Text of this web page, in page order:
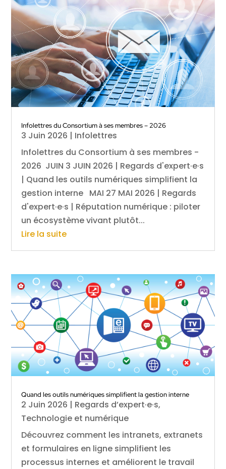
Infolettres du Consortium à ses membres – 2026
3 Juin 2026 | Infolettres
Infolettres du Consortium à ses membres -
2026 JUIN 3 JUIN 2026 | Regards d'expert·e·s
| Quand les outils numériques simplifient la
gestion interne MAI 27 MAI 2026 | Regards
d'expert·e·s | Réputation numérique : piloter
un écosystème vivant plutôt...
Lire la suite
Quand les outils numériques simplifient la gestion interne
2 Juin 2026 | Regards d’expert·e·s,
Technologie et numérique
Découvrez comment les intranets, extranets
et formulaires en ligne simplifient les
processus internes et améliorent le travail